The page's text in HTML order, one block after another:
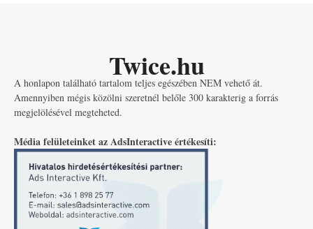
Twice.hu
A honlapon található tartalom teljes egészében NEM vehető át.
Amennyiben mégis közölni szeretnél belőle 300 karakterig a forrás
megjelölésével megteheted.
Média felületeinket az AdsInteractive értékesíti: